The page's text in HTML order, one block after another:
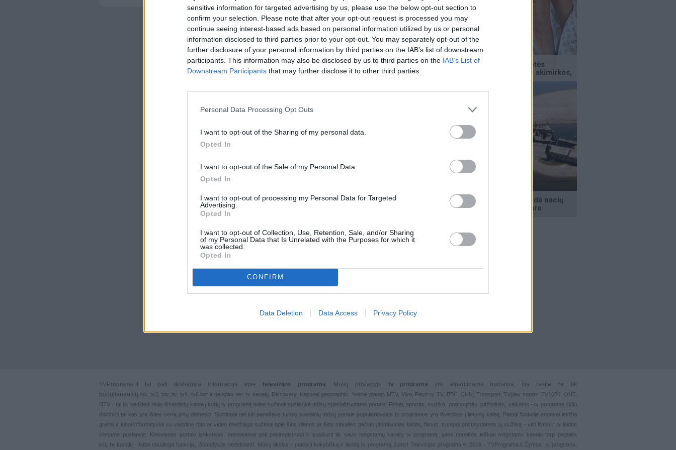
sensitive information for targeted advertising by us, please use the below opt-out section to
confirm your selection. Please note that after your opt-out request is processed you may
continue seeing interest-based ads based on personal information utilized by us or personal
information disclosed to third parties prior to your opt-out. You may separately opt-out of the
further disclosure of your personal information by third parties on the IAB’s list of downstream
participants. This information may also be disclosed by us to third parties on the IAB’s List of
Downstream Participants that may further disclose it to other third parties.
Personal Data Processing Opt Outs
I want to opt-out of the Sharing of my personal data.
Opted In
I want to opt-out of the Sale of my Personal Data.
Opted In
I want to opt-out of processing my Personal Data for Targeted
Advertising.
Opted In
I want to opt-out of Collection, Use, Retention, Sale, and/or Sharing
of my Personal Data that Is Unrelated with the Purposes for which it
was collected.
Opted In
CONFIRM
Data Deletion Data Access Privacy Policy
TVPrograma.lt tai pati tiksliausia informacija apie televizijos programą. Mūsų puslapyje tv programa
yra atnaujinama nuolatos, čia rasite ne tik
populiariausių lnk tv3 btv, ltv tv1 tv6 bet ir daugiau nei tv kanalų. Discovery. National geographic, Animal planet. MTV, Viva, Playboy TV, BBC, CNN, Eurosport, TVplay sports , TV1000, ONT,
NTV - tai tik nedidelė dalis išvardintų kanalų kurių tv programą galite sužinoti apsilanke mūsų specializuotame portale! Filmai, sportas muzika pramoginės pažintinės vaikams - tv programa siūlo
išsirinkti tai kas yra išties vertą jūsų dėmesio. Skirtingai nei kiti panašaus turinio svetainių mūsų portale populiariausios tv programos yra išverstos į lietuvių kalbą. Patogi funkcija anonsai leidžia
greitai ir labai informatyviai su vaizdine foto ar video medžiaga sužinoti apie šios dienos ar šios savaitės pačias įdomiausias laidas, filmus, trumpai pristatydamos jų siužetą - visi filmai ir tv laidos
viename puslapyje. Kiekvienas portalo lankytojas, nemokamai gali prisiregistruoti ir susikurti tik savo mėgstamų kanalų
tv programą, jums nereikės ieškoti mėgstamo kanalo tarp begalės
kitų tvkanalų - labai naudinga funkcija, išbandykite nedelsiant!. Mūsų tikslas - pateikti kokybišką ir tikslią tv programą Jums! Televizijos programa © 2018 - TVPrograma.lt Žymos: tv programa,